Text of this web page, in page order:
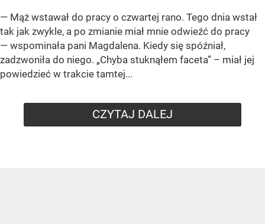
— Mąż wstawał do pracy o czwartej rano. Tego dnia wstał
tak jak zwykle, a po zmianie miał mnie odwieźć do pracy
— wspominała pani Magdalena. Kiedy się spóźniał,
zadzwoniła do niego. „Chyba stuknąłem faceta” – miał jej
powiedzieć w trakcie tamtej...
CZYTAJ DALEJ